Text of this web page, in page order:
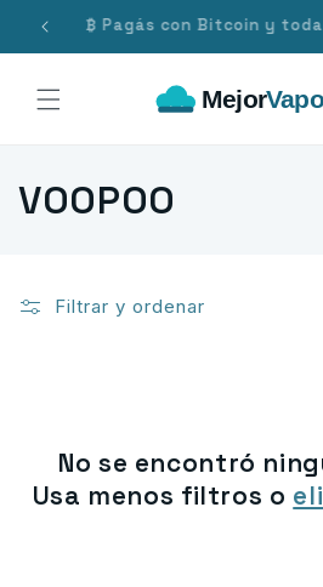
directamente
al contenido
₿ Pagás con Bitcoin y
C
l
VOOPOO
Filtrar y ordenar
No se encontró
Usa menos filtros o